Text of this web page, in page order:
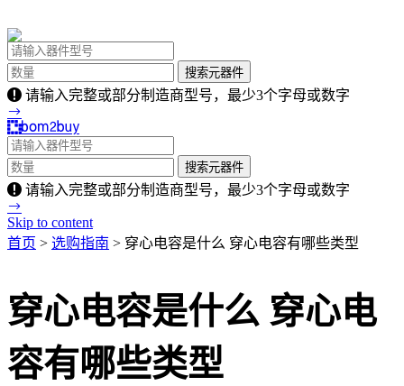
请输入完整或部分制造商型号，最少3个字母或数字
请输入完整或部分制造商型号，最少3个字母或数字
Skip to content
首页 > 选购指南 > 穿心电容是什么 穿心电容有哪些类型
穿心电容是什么 穿心电
容有哪些类型